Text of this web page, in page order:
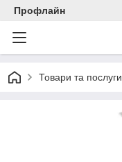
Профлайн
Товари та послуги